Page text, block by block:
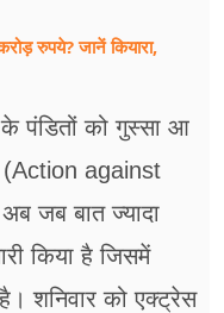
रुपये? जानें कियारा,
पंडितों को गुस्सा आ
(Action against
जब बात ज्यादा
किया है जिसमें
शनिवार को एक्ट्रेस